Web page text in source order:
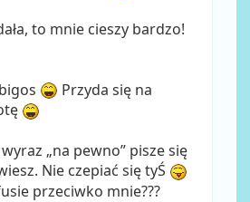
to mnie cieszy bardzo!
Przyda się na
„na pewno” pisze się
Nie czepiać się tyŚ
przeciwko mnie???